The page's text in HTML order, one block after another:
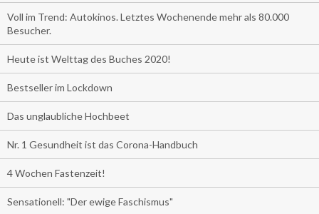
Voll im Trend: Autokinos. Letztes Wochenende mehr als 80.000
Besucher.
Heute ist Welttag des Buches 2020!
Bestseller im Lockdown
Das unglaubliche Hochbeet
Nr. 1 Gesundheit ist das Corona-Handbuch
4 Wochen Fastenzeit!
Sensationell: "Der ewige Faschismus"